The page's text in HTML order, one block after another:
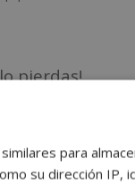
pierdas!
está
para
su dirección IP,